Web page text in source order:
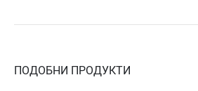
ПОДОБНИ ПРОДУКТИ